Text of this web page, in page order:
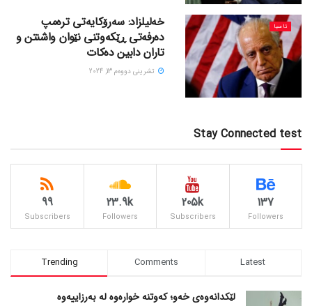
ئاسیا
خەلیلزاد: سەرۆکایەتی ترەمپ
دەرفەتی ڕێکەوتنی نێوان واشنتن و
تاران دابین دەکات
تشرینی دووه‌م 13, 2024
Stay Connected test
137
Followers
205k
Subscribers
23.9k
Followers
99
Subscribers
Trending Comments Latest
لێکدانەوەی خەو؛ کەوتنە خوارەوە لە بەرزاییەوە